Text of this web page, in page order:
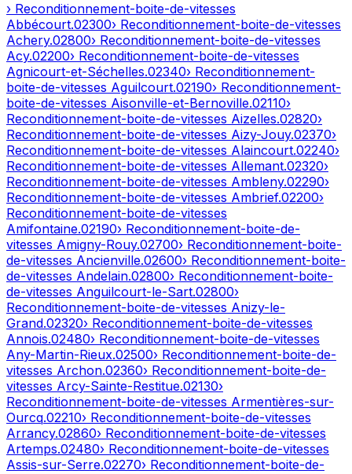
› Reconditionnement-boite-de-vitesses
Abbécourt.02300› Reconditionnement-boite-de-vitesses
Achery.02800› Reconditionnement-boite-de-vitesses
Acy.02200› Reconditionnement-boite-de-vitesses
Agnicourt-et-Séchelles.02340› Reconditionnement-
boite-de-vitesses Aguilcourt.02190› Reconditionnement-
boite-de-vitesses Aisonville-et-Bernoville.02110›
Reconditionnement-boite-de-vitesses Aizelles.02820›
Reconditionnement-boite-de-vitesses Aizy-Jouy.02370›
Reconditionnement-boite-de-vitesses Alaincourt.02240›
Reconditionnement-boite-de-vitesses Allemant.02320›
Reconditionnement-boite-de-vitesses Ambleny.02290›
Reconditionnement-boite-de-vitesses Ambrief.02200›
Reconditionnement-boite-de-vitesses
Amifontaine.02190› Reconditionnement-boite-de-
vitesses Amigny-Rouy.02700› Reconditionnement-boite-
de-vitesses Ancienville.02600› Reconditionnement-boite-
de-vitesses Andelain.02800› Reconditionnement-boite-
de-vitesses Anguilcourt-le-Sart.02800›
Reconditionnement-boite-de-vitesses Anizy-le-
Grand.02320› Reconditionnement-boite-de-vitesses
Annois.02480› Reconditionnement-boite-de-vitesses
Any-Martin-Rieux.02500› Reconditionnement-boite-de-
vitesses Archon.02360› Reconditionnement-boite-de-
vitesses Arcy-Sainte-Restitue.02130›
Reconditionnement-boite-de-vitesses Armentières-sur-
Ourcq.02210› Reconditionnement-boite-de-vitesses
Arrancy.02860› Reconditionnement-boite-de-vitesses
Artemps.02480› Reconditionnement-boite-de-vitesses
Assis-sur-Serre.02270› Reconditionnement-boite-de-